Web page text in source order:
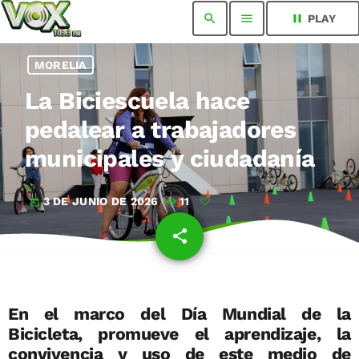
search menu pause PLAY
MORELIA
La Biciescuela hace
pedalear a trabajadores
municipales y ciudadanía
today 3 DE JUNIO DE 2026 11
share
email
En el marco del Día Mundial de la
Bicicleta, promueve el aprendizaje, la
convivencia y uso de este medio de